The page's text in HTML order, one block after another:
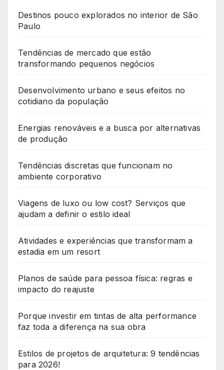
Destinos pouco explorados no interior de São
Paulo
Tendências de mercado que estão
transformando pequenos negócios
Desenvolvimento urbano e seus efeitos no
cotidiano da população
Energias renováveis e a busca por alternativas
de produção
Tendências discretas que funcionam no
ambiente corporativo
Viagens de luxo ou low cost? Serviços que
ajudam a definir o estilo ideal
Atividades e experiências que transformam a
estadia em um resort
Planos de saúde para pessoa física: regras e
impacto do reajuste
Porque investir em tintas de alta performance
faz toda a diferença na sua obra
Estilos de projetos de arquitetura: 9 tendências
para 2026!